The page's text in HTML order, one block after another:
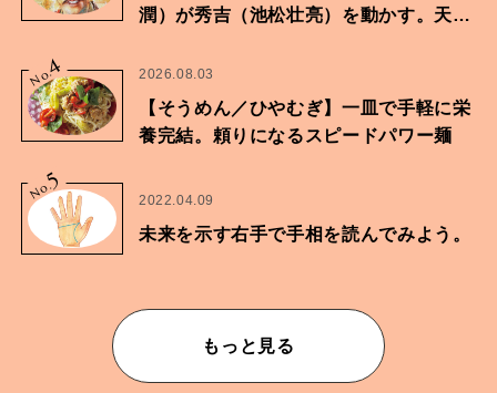
潤）が秀吉（池松壮亮）を動かす。天下
No.
4 2026.08.03
【そうめん／ひやむぎ】一皿で手軽に栄
養完結。頼りになるスピードパワー麺
No.5
2022.04.09
未来を示す右手で手相を読んでみよう。
もっと見る